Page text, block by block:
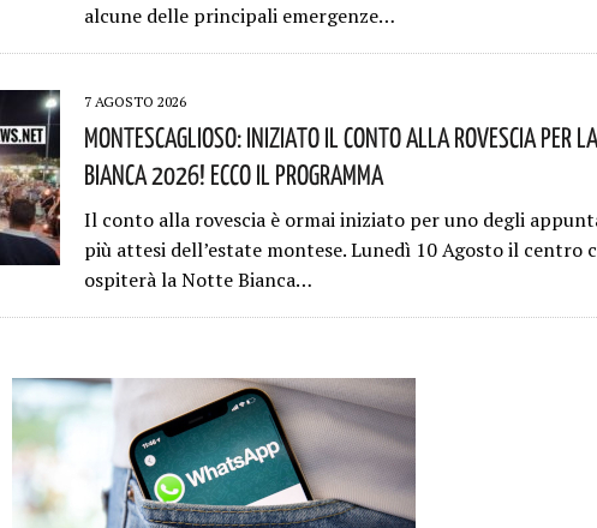
alcune delle principali emergenze…
7 AGOSTO 2026
Montescaglioso: Iniziato Il Conto Alla Rovescia Per
Bianca 2026! Ecco Il Programma
Il conto alla rovescia è ormai iniziato per uno degli
più attesi dell’estate montese. Lunedì 10 Agosto il centro
ospiterà la Notte Bianca…